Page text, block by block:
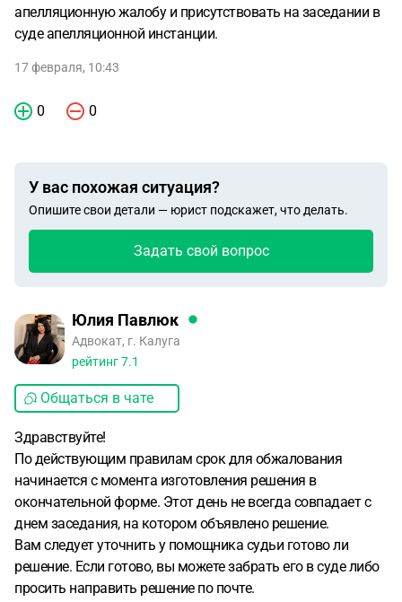
апелляционную жалобу и присутствовать на заседании в
суде апелляционной инстанции.
17 февраля, 10:43
0 0
У вас похожая ситуация?
Опишите свои детали — юрист подскажет, что делать.
Задать свой вопрос
Юлия Павлюк
Адвокат, г. Калуга
рейтинг7.1
Общаться в чате
Здравствуйте!
По действующим правилам срок для обжалования
начинается с момента изготовления решения в
окончательной форме. Этот день не всегда совпадает с
днем заседания, на котором объявлено решение.
Вам следует уточнить у помощника судьи готово ли
решение. Если готово, вы можете забрать его в суде либо
просить направить решение по почте.